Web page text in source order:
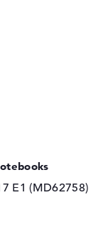
E1 (MD62758)